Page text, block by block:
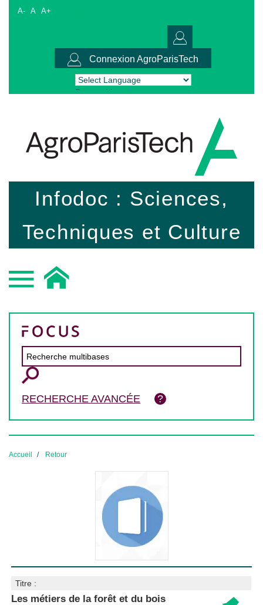
A- A A+
Connexion AgroParisTech
Powered by Translate
Infodoc : Sciences,
Techniques et Culture
RECHERCHE AVANCÉE
Accueil Retour
Titre :
Les métiers de la forêt et du bois